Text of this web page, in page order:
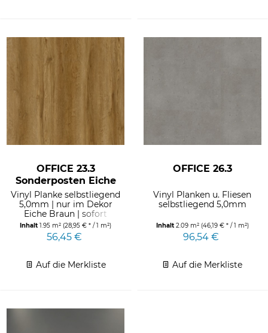
OFFICE 23.3
Sonderposten Eiche
braun
Vinyl Planke selbstliegend
5,0mm | nur im Dekor
Eiche Braun | sofort
verfügbar am Lager Dus |...
Inhalt1.95 m² (28,95 € * / 1 m²)
56,45 €
Auf die Merkliste
OFFICE 26.3
Vinyl Planken u. Fliesen
selbstliegend 5,0mm
Inhalt 2.09 m² (46,19 € * / 1 m²)
96,54 €
Auf die Merkliste